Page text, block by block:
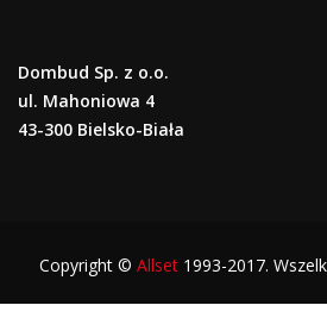
Dombud Sp. z o.o.
ul. Mahoniowa 4
43-300 Bielsko-Biała
Copyright © Allset1993-2017.